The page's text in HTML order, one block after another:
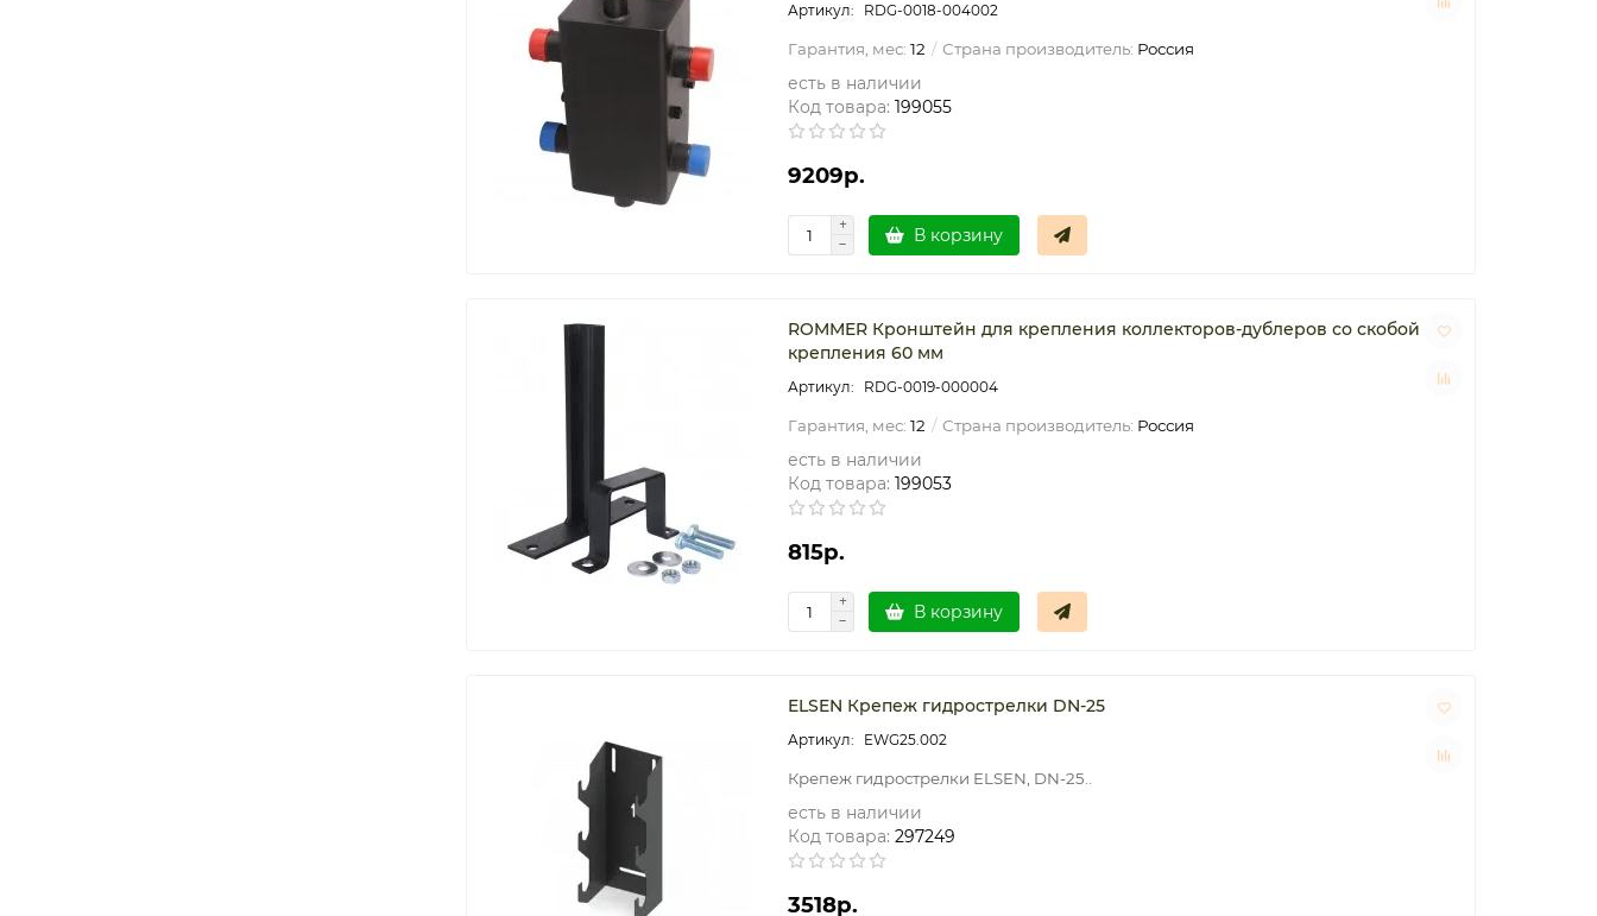
RDG-0018-004002
Гарантия, мес: 12 Страна производитель: Россия
есть в наличии
Код товара: 199055
9209р.
В корзину
ROMMER Кронштейн для крепления коллекторов-дублеров со скобой
крепления 60 мм
RDG-0019-000004
Гарантия, мес: 12 Страна производитель: Россия
есть в наличии
Код товара: 199053
815р.
В корзину
ELSEN Крепеж гидрострелки DN-25
EWG25.002
Крепеж гидрострелки ELSEN, DN-25..
есть в наличии
Код товара: 297249
3518р.